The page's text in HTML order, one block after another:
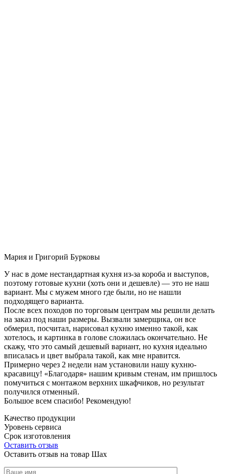
Мария и Григорий Бурковы
У нас в доме нестандартная кухня из-за короба и выступов,
поэтому готовые кухни (хоть они и дешевле) — это не наш
вариант. Мы с мужем много где были, но не нашли
подходящего варианта.
После всех походов по торговым центрам мы решили делать
на заказ под наши размеры. Вызвали замерщика, он все
обмерил, посчитал, нарисовал кухню именно такой, как
хотелось, и картинка в голове сложилась окончательно. Не
скажу, что это самый дешевый вариант, но кухня идеально
вписалась и цвет выбрала такой, как мне нравится.
Примерно через 2 недели нам установили нашу кухню-
красавицу! «Благодаря» нашим кривым стенам, им пришлось
помучиться с монтажом верхних шкафчиков, но результат
получился отменный.
Большое всем спасибо! Рекомендую!
Качество продукции
Уровень сервиса
Срок изготовления
Оставить отзыв
Оставить отзыв на товар Шах